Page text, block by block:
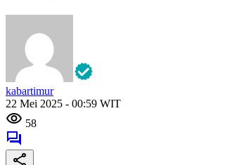
kabartimur
22 Mei 2025 - 00:59 WIT
58